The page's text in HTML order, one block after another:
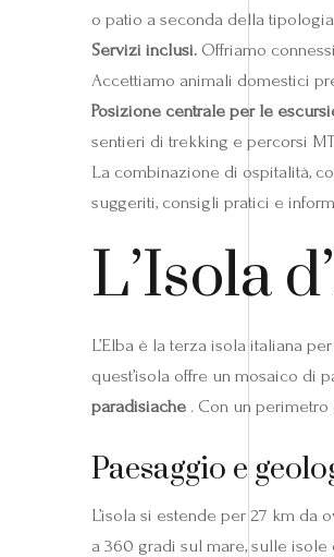
o patio a seconda della
Servizi inclusi. Offriamo
Accettiamo animali domestici
Posizione centrale per le
sentieri di trekking e percorsi
La combinazione di ospitalità,
suggeriti, consigli pratici e
L’Isola
L’Elba è la terza isola italiana
quest’isola offre un mosaico di
paradisiache . Con un
Paesaggio e
L’isola si estende per 27 km da
a 360 gradi sul mare, sulle